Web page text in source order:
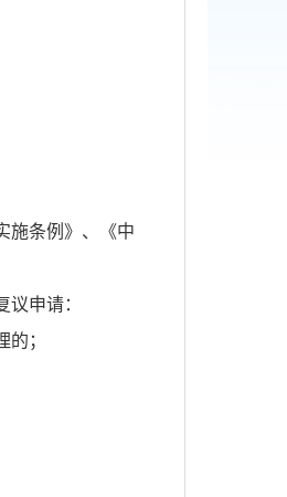
施条例》、《中
申请：
；